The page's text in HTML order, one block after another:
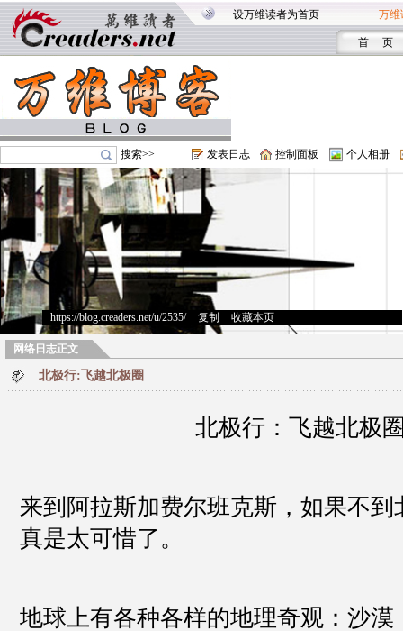
设万维读者为首页 万维
首 页
搜索>> 发表日志 控制面板 个人相册
https://blog.creaders.net/u/2535/> 复制 收藏本页
网络日志正文
北极行:飞越北极圈
北极行：飞越北极
来到阿拉斯加费尔班克斯，如果不
真是太可惜了。
地球上有各种各样的地理奇观：沙漠